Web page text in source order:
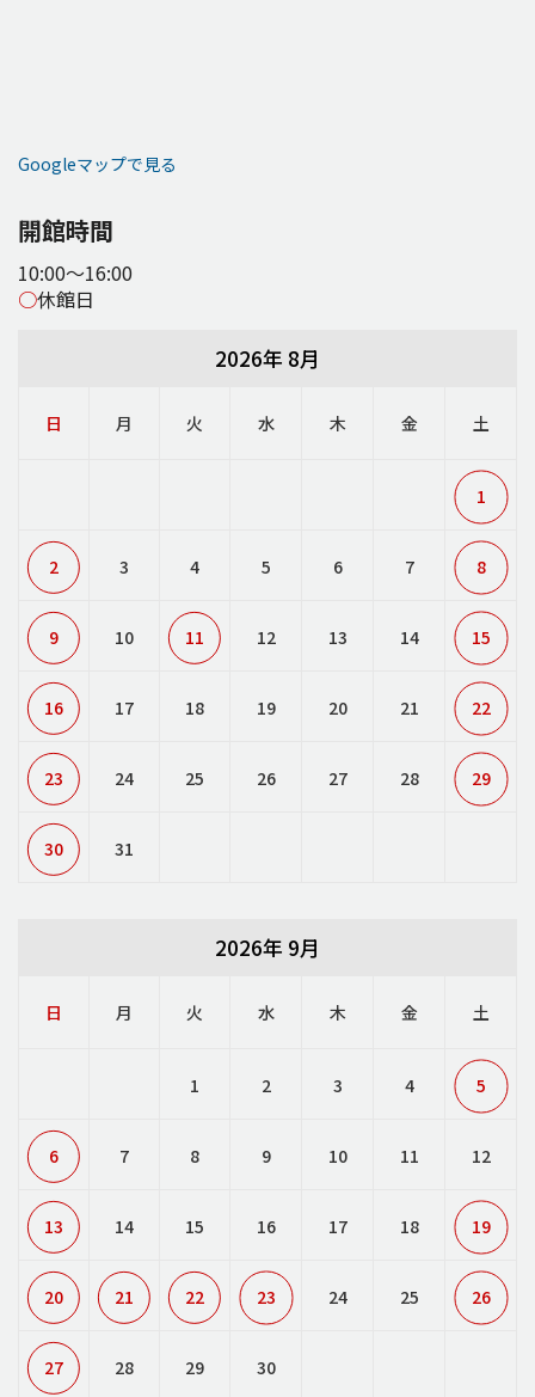
Googleマップで見る
開館時間
10:00～16:00
○休館日
2026年 8月
日 月 火 水 木 金 土
1
2 3 4 5 6 7 8
9 10 11 12 13 14 15
16 17 18 19 20 21 22
23 24 25 26 27 28 29
30 31
2026年 9月
日 月 火 水 木 金 土
1 2 3 4 5
6 7 8 9 10 11 12
13 14 15 16 17 18 19
20 21 22 23 24 25 26
27 28 29 30